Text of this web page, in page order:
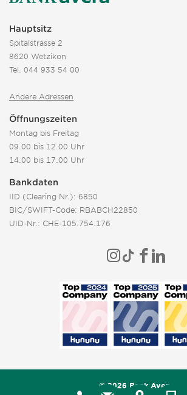
Hauptsitz
Spitalstrasse 2
8620 Wetzikon
Tel. 044 933 54 00
Andere Adressen
Öffnungszeiten
Montag bis Freitag
09.00 bis 12.00 Uhr
14.00 bis 17.00 Uhr
Bankdaten
IID (Clearing Nr.): 6850
BIC/SWIFT-Code: RBABCH22850
UID-Nr.: CHE-105.754.176
© 2026 Bank Avera